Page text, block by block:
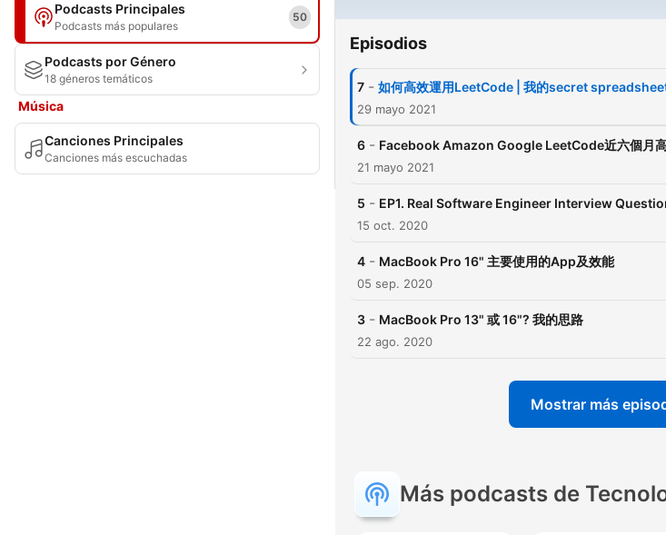
Podcasts Principales
Podcasts más populares
50
Podcasts por Género
18 géneros temáticos
Música
Canciones Principales
Canciones más escuchadas
Episodios
7 - 如何高效運用LeetCode | 我的secret
29 mayo 2021
6 - Facebook Amazon Google LeetCode近六個月
21 mayo 2021
5 - EP1. Real Software Engineer Interview
15 oct. 2020
4 - MacBook Pro 16" 主要使用的App及效能
05 sep. 2020
3 - MacBook Pro 13" 或 16"? 我的思路
22 ago. 2020
Mostrar más
Más podcasts de